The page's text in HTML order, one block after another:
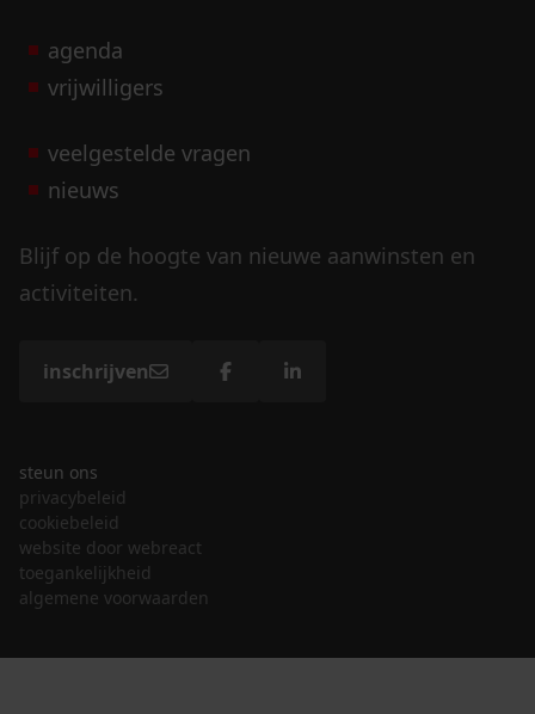
agenda
vrijwilligers
veelgestelde vragen
nieuws
Blijf op de hoogte van nieuwe aanwinsten en
activiteiten.
inschrijven
steun ons
privacybeleid
cookiebeleid
website door webreact
toegankelijkheid
algemene voorwaarden